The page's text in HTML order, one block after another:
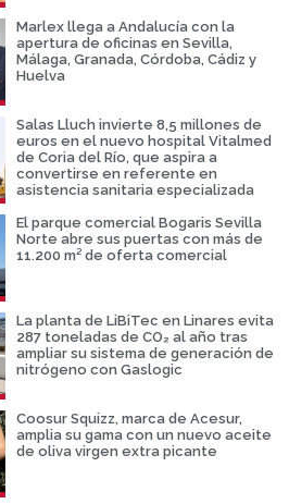
Marlex llega a Andalucía con la
apertura de oficinas en Sevilla,
Málaga, Granada, Córdoba, Cádiz y
Huelva
Salas Lluch invierte 8,5 millones de
euros en el nuevo hospital Vitalmed
de Coria del Río, que aspira a
convertirse en referente en
asistencia sanitaria especializada
El parque comercial Bogaris Sevilla
Norte abre sus puertas con más de
11.200 m² de oferta comercial
La planta de LiBiTec en Linares evita
287 toneladas de CO₂ al año tras
ampliar su sistema de generación de
nitrógeno con Gaslogic
Coosur Squizz, marca de Acesur,
amplia su gama con un nuevo aceite
de oliva virgen extra picante